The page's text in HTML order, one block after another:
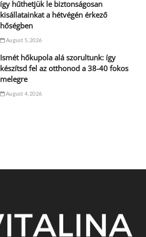
így hűthetjük le biztonságosan
kisállatainkat a hétvégén érkező
hőségben
August 5, 2026
Ismét hőkupola alá szorultunk: így
készítsd fel az otthonod a 38-40 fokos
melegre
August 4, 2026